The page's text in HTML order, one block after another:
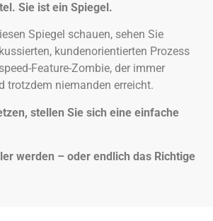
Sie ist ein Spiegel.
Spiegel schauen, sehen Sie
kundenorientierten Prozess
Feature-Zombie, der immer
trotzdem niemanden erreicht.
stellen Sie sich eine einfache
werden – oder endlich das Richtige